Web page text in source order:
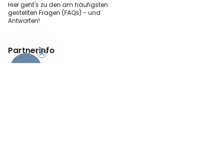
Hier geht's zu den am häufigsten
gestellten Fragen (FAQs) - und
Antworten!
Partnerinfo